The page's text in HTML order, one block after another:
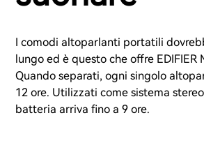
I comodi altoparlanti portatili
lungo ed è questo che offre EDIFIER
Quando separati, ogni singolo
12 ore. Utilizzati come sistema
batteria arriva fino a 9 ore.